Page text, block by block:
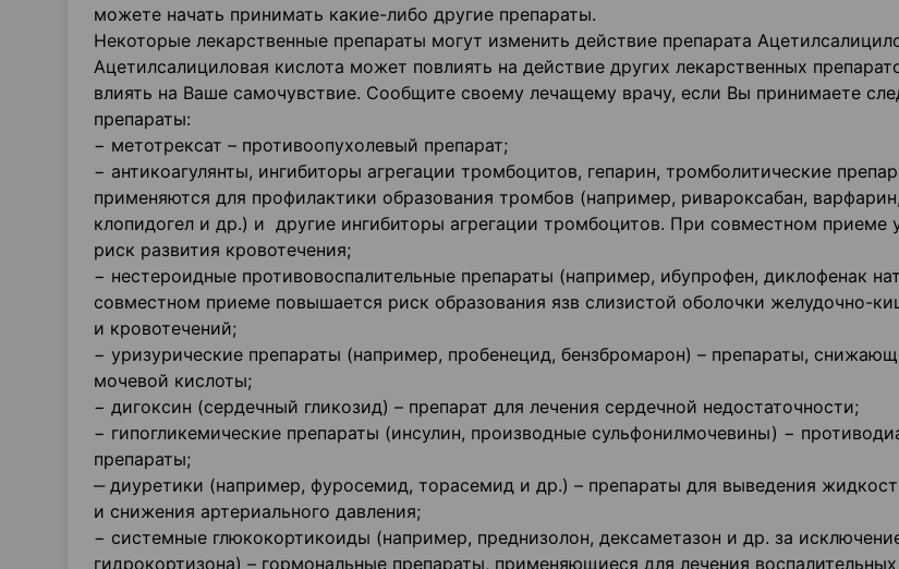
можете начать принимать какие-либо другие препараты.
Некоторые лекарственные препараты могут изменить действие препарата
Ацетилсалициловая кислота может повлиять на действие других лекарственных
влиять на Ваше самочувствие. Сообщите своему лечащему врачу, если Вы принимаете
препараты:
− метотрексат – противоопухолевый препарат;
− антикоагулянты, ингибиторы агрегации тромбоцитов, гепарин, тромболитические
применяются для профилактики образования тромбов (например, ривароксабан,
клопидогел и др.) и другие ингибиторы агрегации тромбоцитов. При совместном приеме
риск развития кровотечения;
− нестероидные противовоспалительные препараты (например, ибупрофен, диклофенак
совместном приеме повышается риск образования язв слизистой оболочки желудочно-
и кровотечений;
− уризурические препараты (например, пробенецид, бензбромарон) – препараты,
мочевой кислоты;
− дигоксин (сердечный гликозид) – препарат для лечения сердечной недостаточности;
− гипогликемические препараты (инсулин, производные сульфонилмочевины) −
препараты;
‒ диуретики (например, фуросемид, торасемид и др.) – препараты для выведения
и снижения артериального давления;
− системные глюкокортикоиды (например, преднизолон, дексаметазон и др. за
гидрокортизона) – гормональные препараты, применяющиеся для лечения